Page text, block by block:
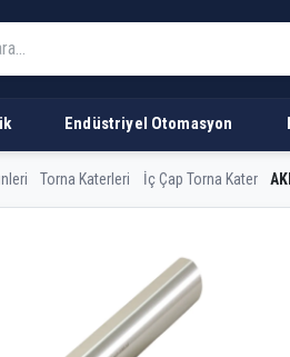
Endüstriyel Otomasyon
Torna Katerleri İç Çap Torna Kater
06 Delik